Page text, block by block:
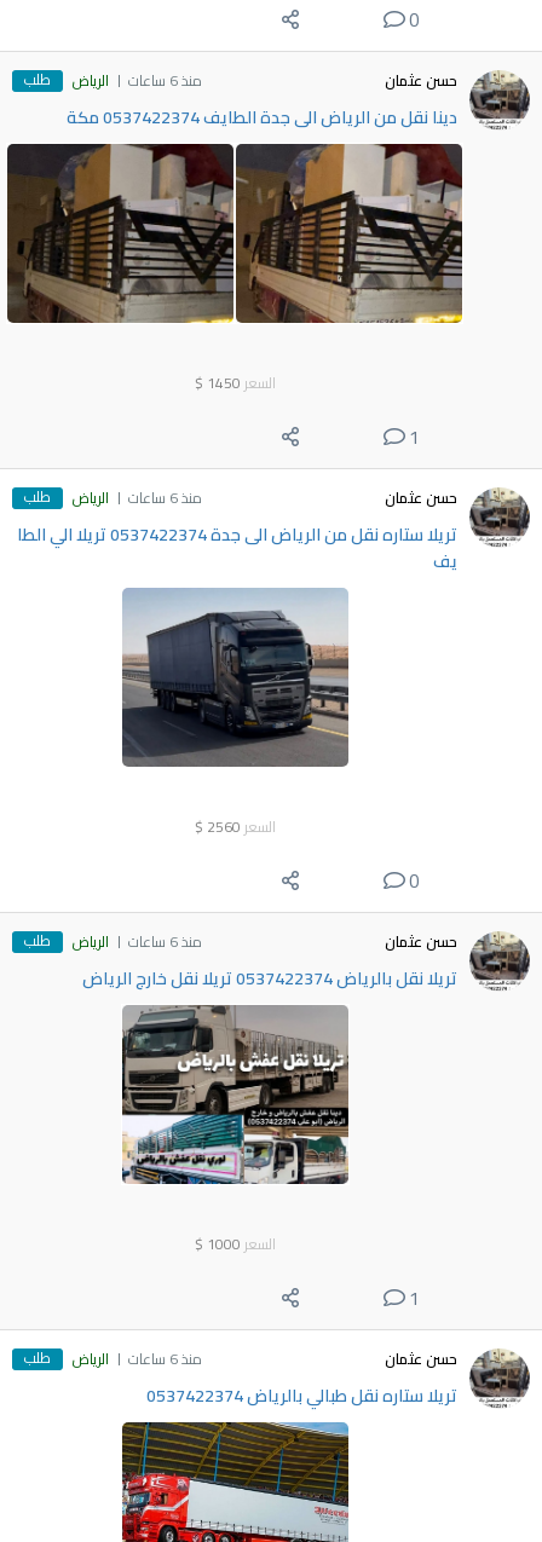
0
حسن عثمان منذ 6 ساعات الرياض طلب
دينا نقل من الرياض الى جدة الطايف 0537422374 مكة
السعر 1450
$
1
حسن عثمان منذ 6 ساعات الرياض طلب
تريلا ستاره نقل من الرياض الى جدة 0537422374 تريلا الي الطا
يف
السعر 2560
$
0
حسن عثمان منذ 6 ساعات الرياض طلب
تريلا نقل بالرياض 0537422374 تريلا نقل خارج الرياض
السعر 1000
$
1
حسن عثمان منذ 6 ساعات الرياض طلب
تريلا ستاره نقل طبالي بالرياض 0537422374